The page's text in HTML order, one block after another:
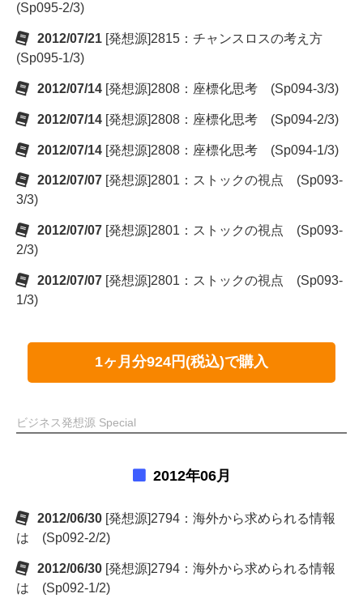
(Sp095-2/3)
2012/07/21 [発想源]2815：チャンスロスの考え方
(Sp095-1/3)
2012/07/14 [発想源]2808：座標化思考 (Sp094-3/3)
2012/07/14 [発想源]2808：座標化思考 (Sp094-2/3)
2012/07/14 [発想源]2808：座標化思考 (Sp094-1/3)
2012/07/07 [発想源]2801：ストックの視点 (Sp093-
3/3)
2012/07/07 [発想源]2801：ストックの視点 (Sp093-
2/3)
2012/07/07 [発想源]2801：ストックの視点 (Sp093-
1/3)
1ヶ月分924円(税込)で購入
ビジネス発想源 Special
2012年06月
2012/06/30 [発想源]2794：海外から求められる情報
は (Sp092-2/2)
2012/06/30 [発想源]2794：海外から求められる情報
は (Sp092-1/2)